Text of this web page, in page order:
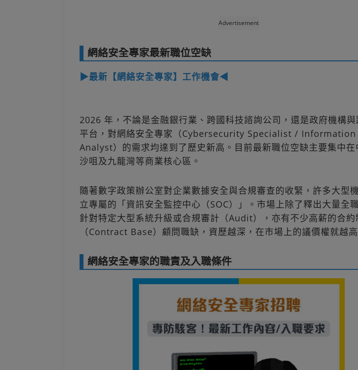
Advertisement
網絡安全專家最新職位空缺
▶最新【網絡安全專家】工作機會◀
2026 年，不論是金融銀行業、跨國科技諮詢公司，還是政府機構與
平台，對網絡安全專家（Cybersecurity Specialist /
Analyst）的需求均達到了歷史新高。目前最新職位空缺主要集中在
沙咀及九龍灣等商業核心區。
隨著數字政策辦公室對企業數據安全與合規審查的收緊，許多大型
立專屬的「資訊安全監控中心（SOC）」。市場上除了釋出大量全
針對特定大型系統升級或合規審計（Audit），亦有不少高薪的合約
（Contract Base）顧問職缺，資歷越深，在市場上的議價權就越高
網絡安全專家的職責及入職條件